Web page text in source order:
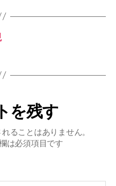
を残す
ることはありません。
は必須項目です